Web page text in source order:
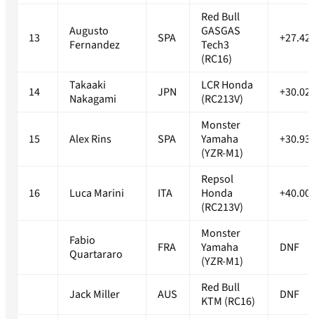
13
Augusto
Fernandez
SPA
Red Bull
GASGAS
Tech3
(RC16)
14
Takaaki
Nakagami
JPN
LCR Honda
(RC213V)
15 Alex Rins SPA
Monster
Yamaha
(YZR-M1)
16 Luca Marini ITA
Repsol
Honda
(RC213V)
Fabio
Quartararo
FRA
Monster
Yamaha
(YZR-M1)
DNF
Jack Miller AUS
Red Bull
KTM (RC16)
DNF